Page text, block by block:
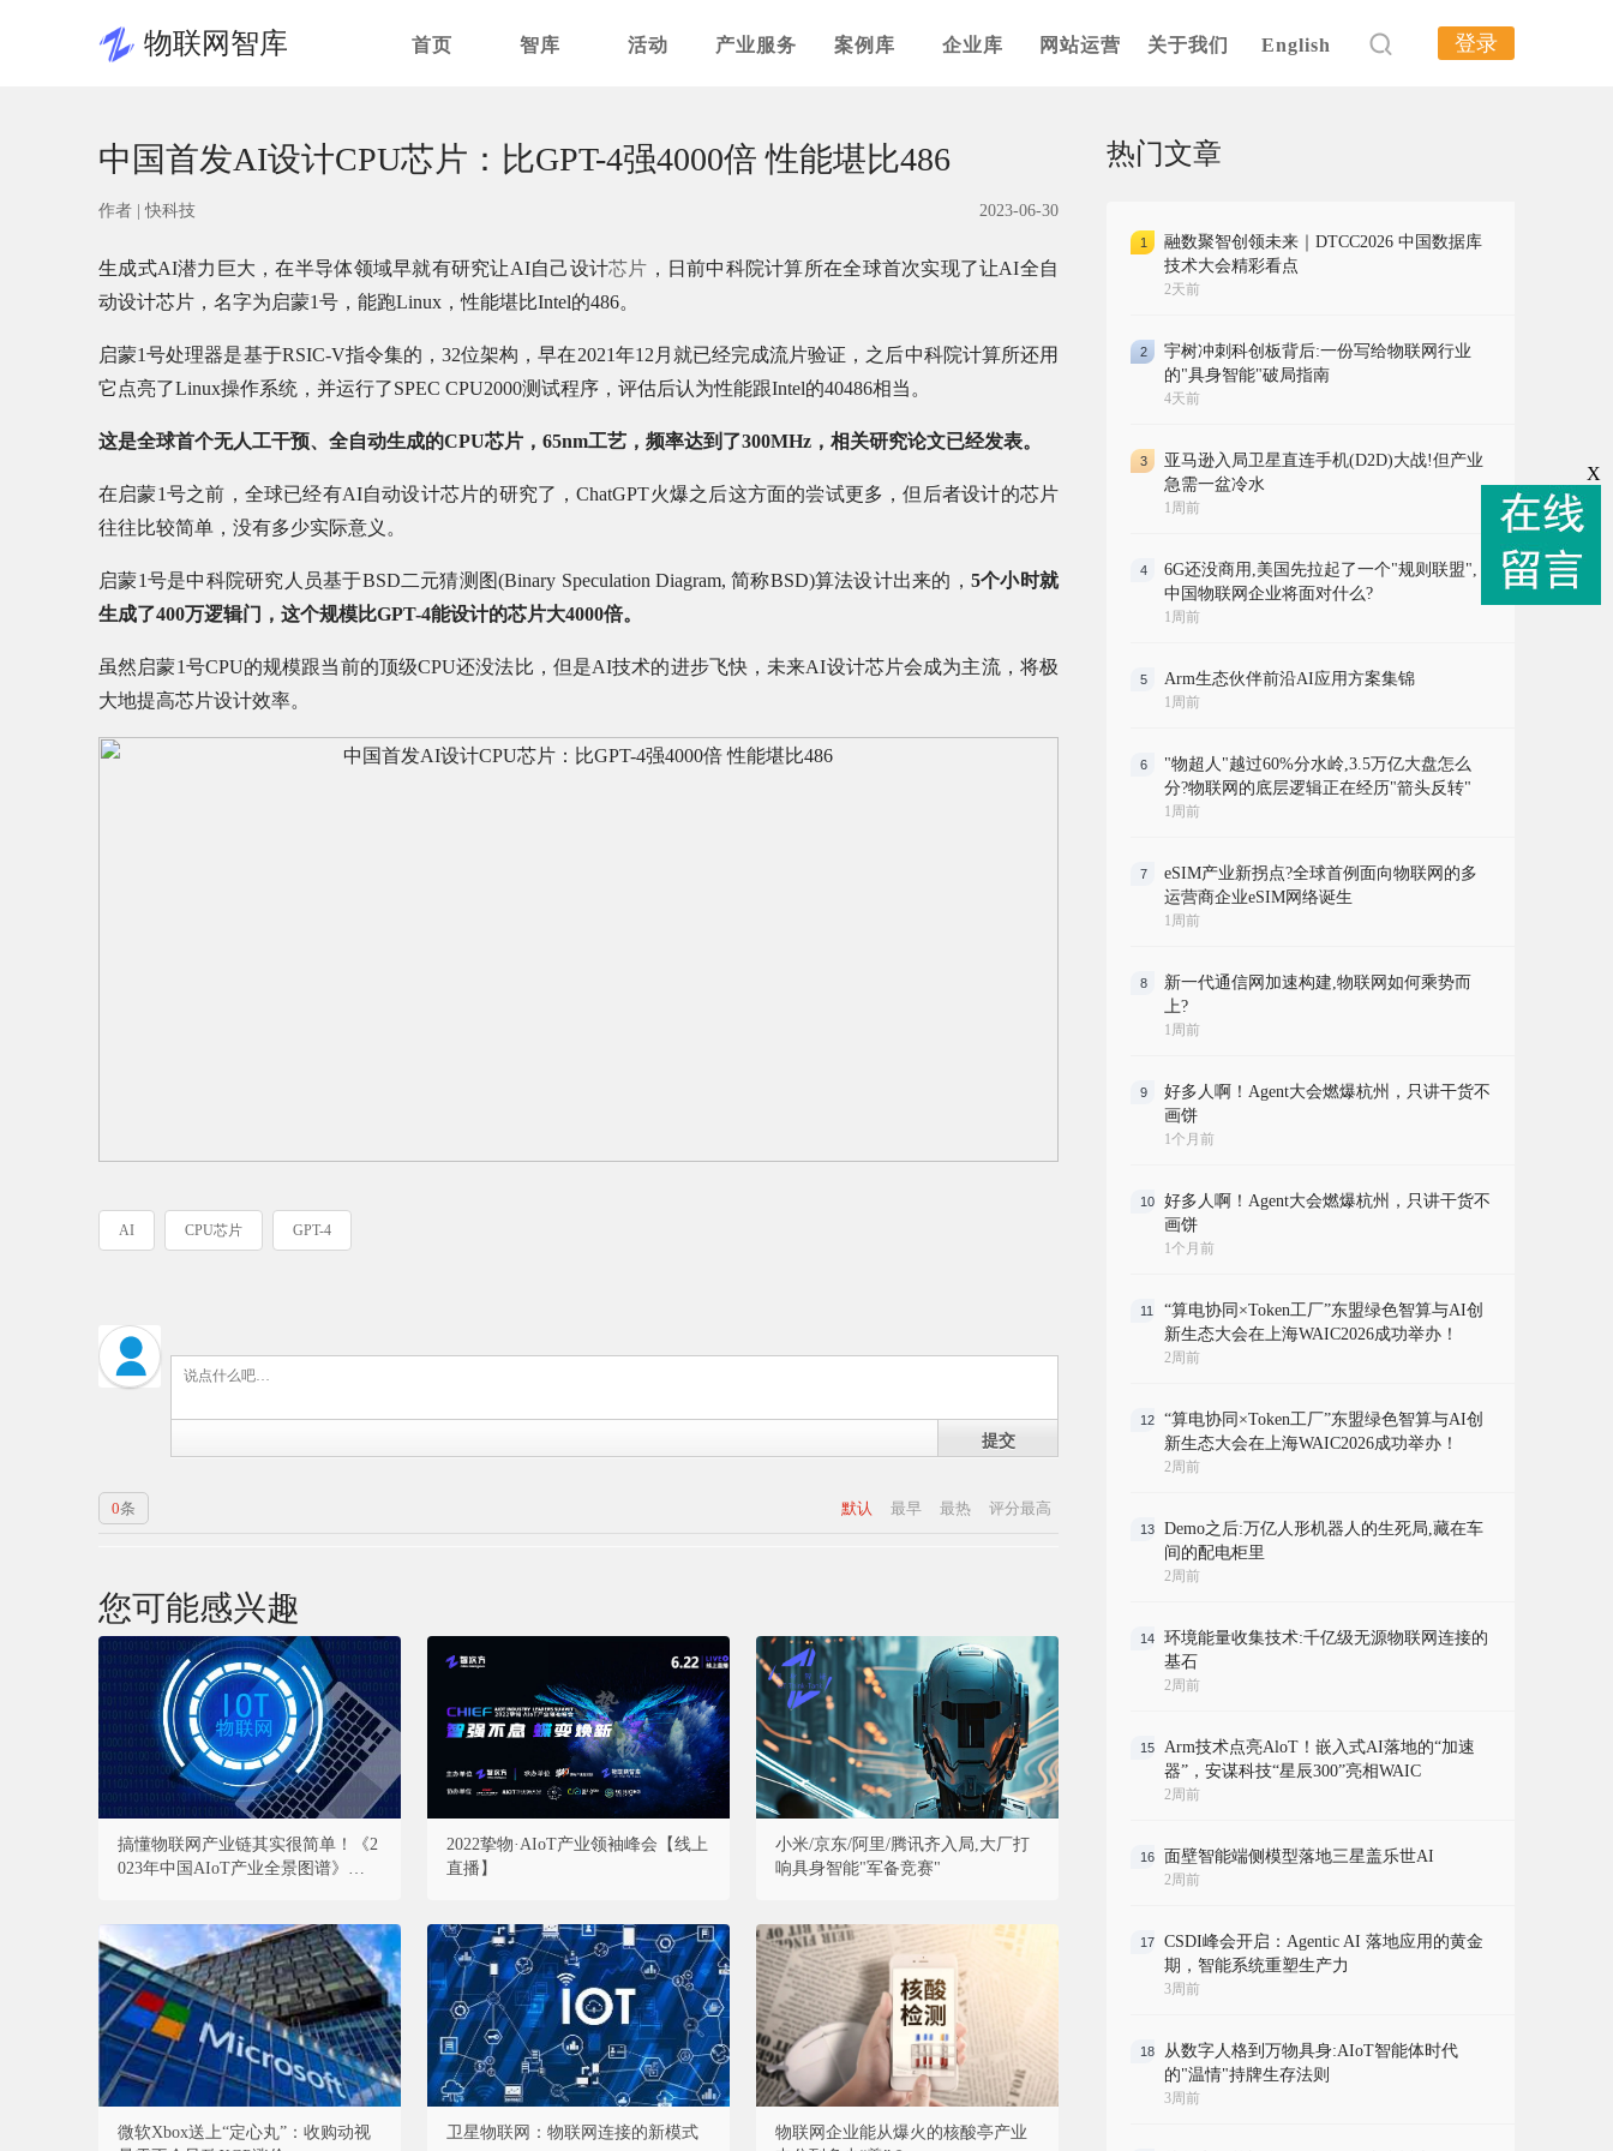
物联网智库 首页 智库 活动 产业服务 案例库 企业库 网站运营 关于我们 English 登录
中国首发AI设计CPU芯片：比GPT-4强4000倍 性能堪比486
作者 |快科技 2023-06-30
生成式AI潜力巨大，在半导体领域早就有研究让AI自己设计芯片 ，日前中科院计算所在全球首次实现了让AI全自
动设计芯片，名字为启蒙1号，能跑Linux，性能堪比Intel的486。
启蒙1号处理器是基于RSIC-V指令集的，32位架构，早在2021年12月就已经完成流片验证，之后中科院计算所还用
它点亮了Linux操作系统，并运行了SPEC CPU2000测试程序，评估后认为性能跟Intel的40486相当。
这是全球首个无人工干预、全自动生成的CPU芯片，65nm工艺，频率达到了300MHz，相关研究论文已经发表。
在启蒙1号之前，全球已经有AI自动设计芯片的研究了，ChatGPT火爆之后这方面的尝试更多，但后者设计的芯片
往往比较简单，没有多少实际意义。
启蒙1号是中科院研究人员基于BSD二元猜测图(Binary Speculation Diagram, 简称BSD)算法设计出来的， 5个小时就
生成了400万逻辑门，这个规模比GPT-4能设计的芯片大4000倍。
虽然启蒙1号CPU的规模跟当前的顶级CPU还没法比，但是AI技术的进步飞快，未来AI设计芯片会成为主流，将极
大地提高芯片设计效率。
AI CPU芯片 GPT-4
提交
默认 最早 最热 评分最高
0条
您可能感兴趣
搞懂物联网产业链其实很简单！《2
023年中国AIoT产业全景图谱》重磅
2022挚物·AIoT产业领袖峰会【线上
直播】
小米/京东/阿里/腾讯齐入局,大厂打
响具身智能"军备竞赛"
微软Xbox送上“定心丸”：收购动视
卫星物联网：物联网连接的新模式
物联网企业能从爆火的核酸亭产业
热门文章
1
融数聚智创领未来｜DTCC2026 中国数据库
技术大会精彩看点
2天前
2
宇树冲刺科创板背后:一份写给物联网行业
的"具身智能"破局指南
4天前
3
亚马逊入局卫星直连手机(D2D)大战!但产业
急需一盆冷水
1周前
4
6G还没商用,美国先拉起了一个"规则联盟",
中国物联网企业将面对什么?
1周前
5 Arm生态伙伴前沿AI应用方案集锦
1周前
6
"物超人"越过60%分水岭,3.5万亿大盘怎么
分?物联网的底层逻辑正在经历"箭头反转"
1周前
7
eSIM产业新拐点?全球首例面向物联网的多
运营商企业eSIM网络诞生
1周前
8
新一代通信网加速构建,物联网如何乘势而
上?
1周前
9
好多人啊！Agent大会燃爆杭州，只讲干货不
画饼
1个月前
10
好多人啊！Agent大会燃爆杭州，只讲干货不
画饼
1个月前
11
“算电协同×Token工厂”东盟绿色智算与AI创
新生态大会在上海WAIC2026成功举办！
2周前
12
“算电协同×Token工厂”东盟绿色智算与AI创
新生态大会在上海WAIC2026成功举办！
2周前
13
Demo之后:万亿人形机器人的生死局,藏在车
间的配电柜里
2周前
14
环境能量收集技术:千亿级无源物联网连接的
基石
2周前
15
Arm技术点亮AloT！嵌入式AI落地的“加速
器”，安谋科技“星辰300”亮相WAIC
2周前
16 面壁智能端侧模型落地三星盖乐世AI
2周前
17
CSDI峰会开启：Agentic AI 落地应用的黄金
期，智能系统重塑生产力
3周前
18
从数字人格到万物具身:AIoT智能体时代
的"温情"持牌生存法则
3周前
X